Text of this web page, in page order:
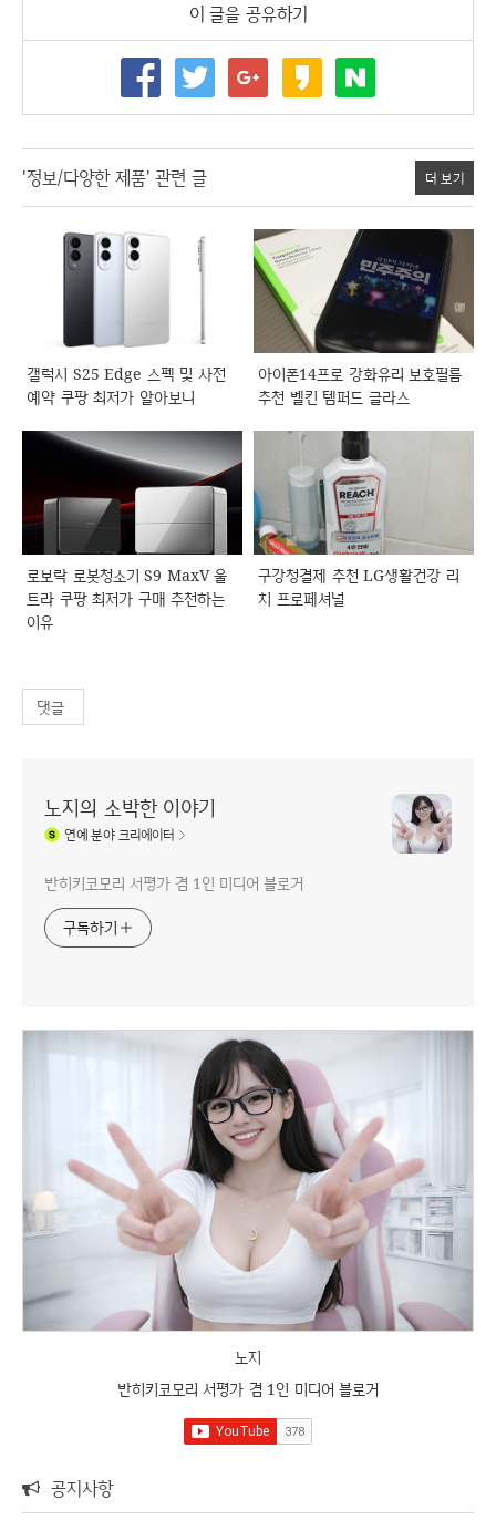
이 글을 공유하기
'정보/다양한 제품' 관련 글 더 보기
갤럭시 S25 Edge 스펙 및 사전
예약 쿠팡 최저가 알아보니
아이폰14프로 강화유리 보호필름
추천 벨킨 템퍼드 글라스
로보락 로봇청소기 S9 MaxV 울
트라 쿠팡 최저가 구매 추천하는
이유
구강청결제 추천 LG생활건강 리
치 프로페셔널
댓글
노지의 소박한 이야기
연예분야 크리에이터
반히키코모리 서평가 겸 1인 미디어 블로거
구독하기
노지
반히키코모리 서평가 겸 1인 미디어 블로거
공지사항